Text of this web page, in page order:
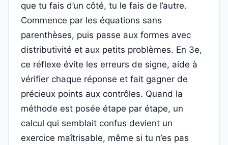
que tu fais d’un côté, tu le fais de l’autre.
Commence par les équations sans
parenthèses, puis passe aux formes avec
distributivité et aux petits problèmes. En 3e,
ce réflexe évite les erreurs de signe, aide à
vérifier chaque réponse et fait gagner de
précieux points aux contrôles. Quand la
méthode est posée étape par étape, un
calcul qui semblait confus devient un
exercice maîtrisable, même si tu n’es pas